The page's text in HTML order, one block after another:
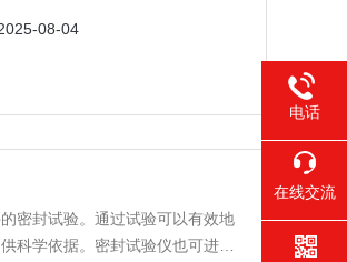
08-04
密封试验。通过试验可以有效地
科学依据。密封试验仪也可进行
电话
在线交流